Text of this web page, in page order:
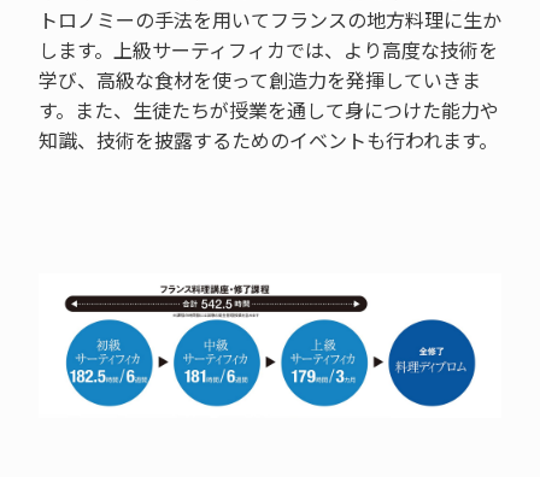
トロノミーの手法を用いてフランスの地方料理に生か
します。上級サーティフィカでは、より高度な技術を
学び、高級な食材を使って創造力を発揮していきま
す。また、生徒たちが授業を通して身につけた能力や
知識、技術を披露するためのイベントも行われます。